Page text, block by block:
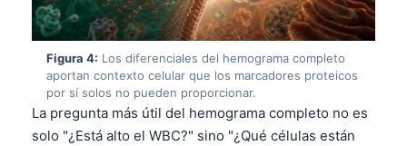
Figura 4: Los diferenciales del hemograma completo
aportan contexto celular que los marcadores proteicos
por sí solos no pueden proporcionar.
La pregunta más útil del hemograma completo no es
solo "¿Está alto el WBC?" sino "¿Qué células están